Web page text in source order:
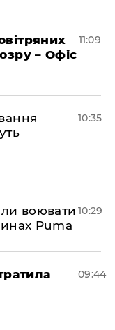
– Офіс
11:09
10:35
воювати
Puma
10:29
09:44